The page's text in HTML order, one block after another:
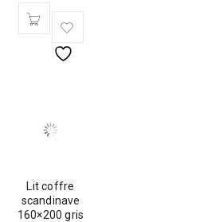
Lit coffre
scandinave
160×200 gris